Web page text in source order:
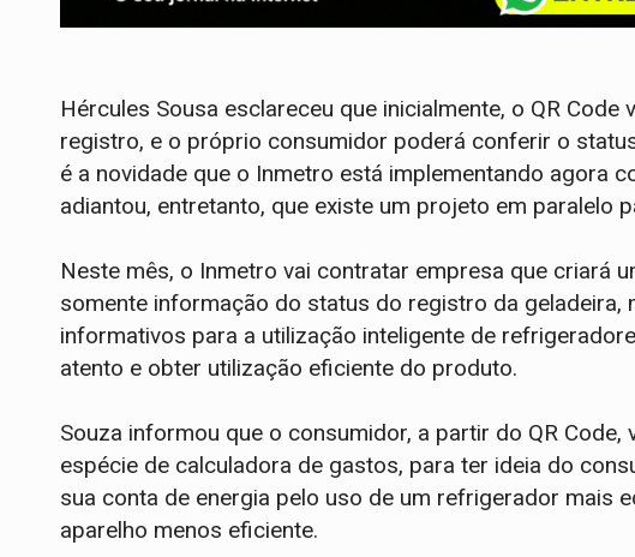
Hércules Sousa esclareceu que inicialmente, o QR
registro, e o próprio consumidor poderá conferir o
é a novidade que o Inmetro está implementando agora
adiantou, entretanto, que existe um projeto em paralelo
Neste mês, o Inmetro vai contratar empresa que criará
somente informação do status do registro da geladeira,
informativos para a utilização inteligente de
atento e obter utilização eficiente do produto.
Souza informou que o consumidor, a partir do QR
espécie de calculadora de gastos, para ter ideia do
sua conta de energia pelo uso de um refrigerador mais
aparelho menos eficiente.